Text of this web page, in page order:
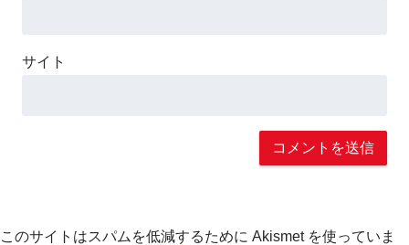
サイト
このサイトはスパムを低減するために Akismet を使っていま